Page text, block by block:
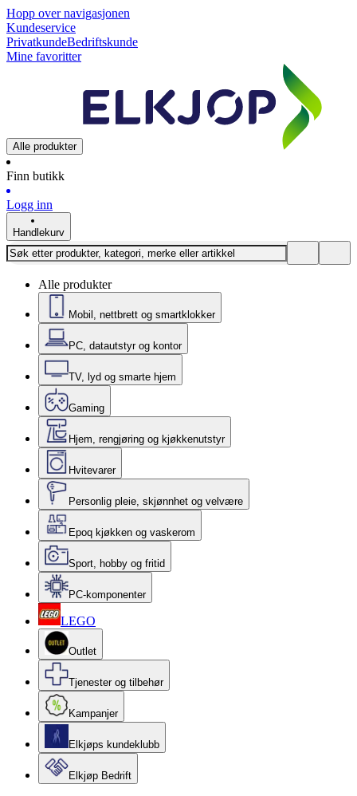
Hopp over navigasjonen
Kundeservice
PrivatkundeBedriftskunde
Mine favoritter
Alle produkter
Finn butikk
Logg inn
Handlekurv
Alle produkter
Mobil, nettbrett og smartklokker
PC, datautstyr og kontor
TV, lyd og smarte hjem
Gaming
Hjem, rengjøring og kjøkkenutstyr
Hvitevarer
Personlig pleie, skjønnhet og velvære
Epoq kjøkken og vaskerom
Sport, hobby og fritid
PC-komponenter
LEGO
Outlet
Tjenester og tilbehør
Kampanjer
Elkjøps kundeklubb
Elkjøp Bedrift